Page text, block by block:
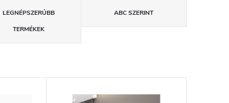
LEGNÉPSZERŰBB
TERMÉKEK
ABC SZERINT